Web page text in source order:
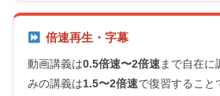
倍速再生・字幕
動画講義は0.5倍速〜2倍速まで自在に
みの講義は1.5〜2倍速で復習すること